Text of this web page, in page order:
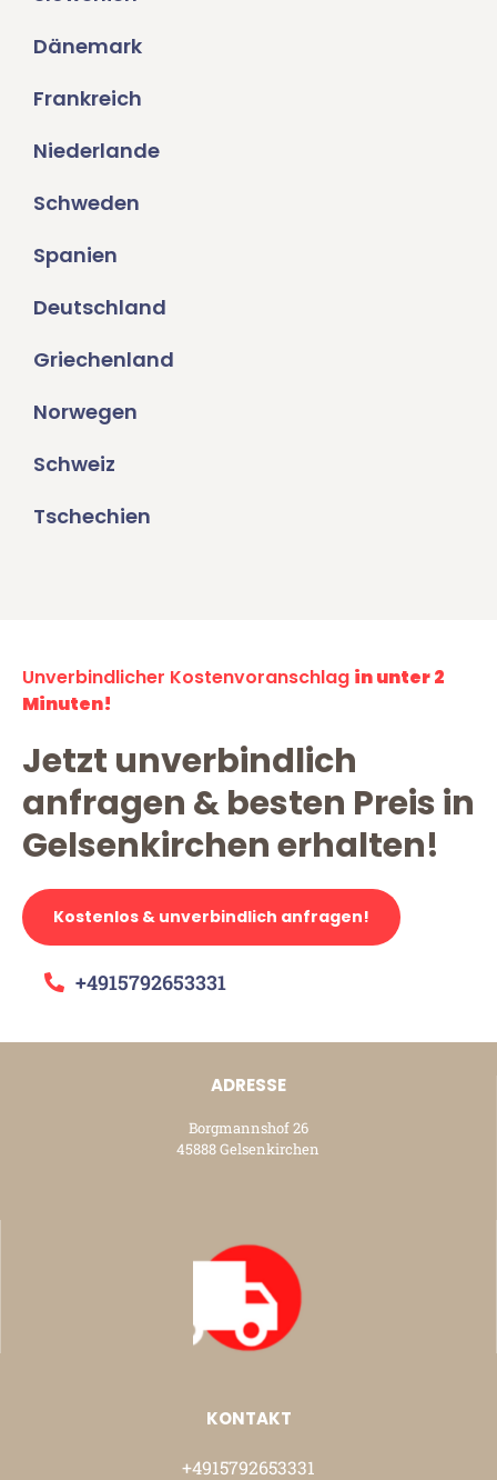
Dänemark
Frankreich
Niederlande
Schweden
Spanien
Deutschland
Griechenland
Norwegen
Schweiz
Tschechien
Unverbindlicher Kostenvoranschlag in unter 2
Minuten!
Jetzt unverbindlich
anfragen & besten Preis in
Gelsenkirchen erhalten!
Kostenlos & unverbindlich anfragen!
+4915792653331
ADRESSE
Borgmannshof 26
45888 Gelsenkirchen
KONTAKT
+4915792653331